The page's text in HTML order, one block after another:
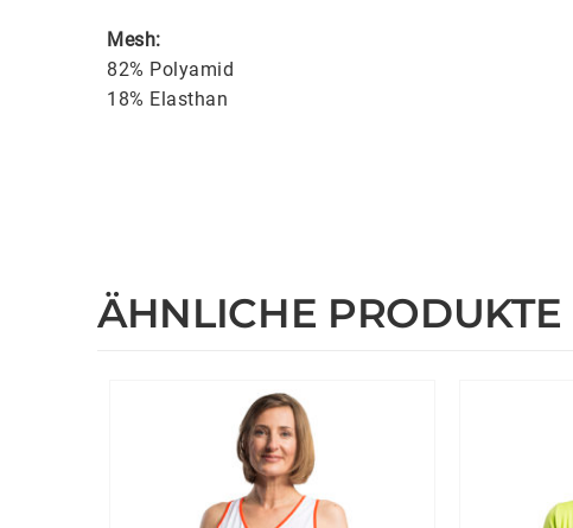
Mesh:
82% Polyamid
18% Elasthan
ÄHNLICHE PRODUKTE